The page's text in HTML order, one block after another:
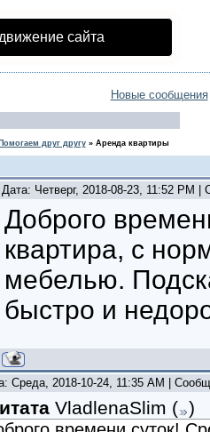
сайта
Новые сообщения
Помогаем друг другу» Аренда квартиры
Дата: Четверг, 2018-08-23, 11:52 PM
Доброго
квартира, с
мебелью.
быстро и
Среда, 2018-10-24, 11:35 AM |
VladlenaSlim ( )